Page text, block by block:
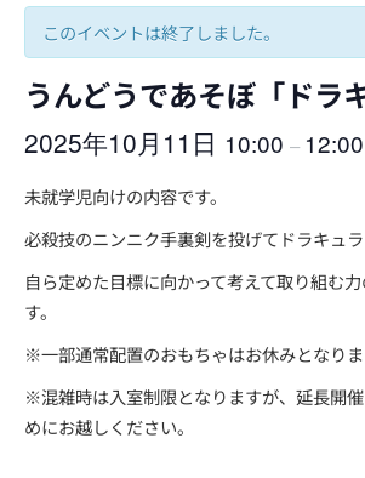
このイベントは終了しました。
うんどうであそぼ「ドラ
2025年10月11日 10:00 – 12:00
未就学児向けの内容です。
必殺技のニンニク手裏剣を投げてドラキュラ
自ら定めた目標に向かって考えて取り組む
す。
※一部通常配置のおもちゃはお休みとなり
※混雑時は入室制限となりますが、延長開
めにお越しください。